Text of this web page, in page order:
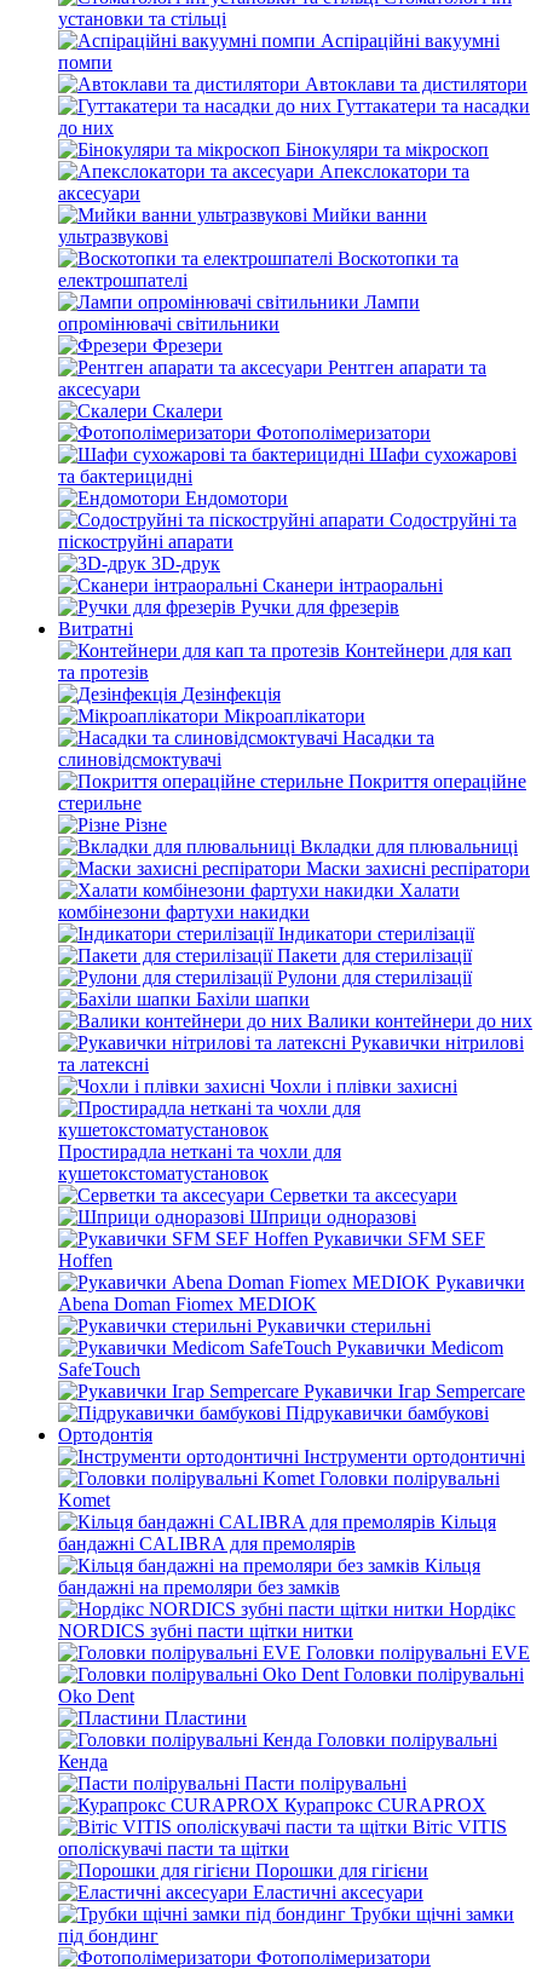
установки та стільці
Аспіраційні вакуумні
помпи
Автоклави та дистилятори
Гуттакатери та насадки
до них
Бінокуляри та мікроскоп
Апекслокатори та
аксесуари
Мийки ванни
ультразвукові
Воскотопки та
електрошпателі
Лампи
опромінювачі світильники
Фрезери
Рентген апарати та
аксесуари
Скалери
Фотополімеризатори
Шафи сухожарові
та бактерицидні
Ендомотори
Содоструйні та
піскоструйні апарати
3D-друк
Сканери інтраоральні
Ручки для фрезерів
Витратні
Контейнери для кап
та протезів
Дезінфекція
Мікроаплікатори
Насадки та
слиновідсмоктувачі
Покриття операційне
стерильне
Різне
Вкладки для плювальниці
Маски захисні респіратори
Халати
комбінезони фартухи накидки
Індикатори стерилізації
Пакети для стерилізації
Рулони для стерилізації
Бахіли шапки
Валики контейнери до них
Рукавички нітрилові
та латексні
Чохли і плівки захисні
Простирадла неткані та чохли для
кушетокстоматустановок
Серветки та аксесуари
Шприци одноразові
Рукавички SFM SEF
Hoffen
Рукавички
Abena Doman Fiomex MEDIOK
Рукавички стерильні
Рукавички Medicom
SafeTouch
Рукавички Ігар Sempercare
Підрукавички бамбукові
Ортодонтія
Інструменти ортодонтичні
Головки полірувальні
Komet
Кільця
бандажні CALIBRA для премолярів
Кільця
бандажні на премоляри без замків
Нордікс
NORDICS зубні пасти щітки нитки
Головки полірувальні EVE
Головки полірувальні
Oko Dent
Пластини
Головки полірувальні
Кенда
Пасти полірувальні
Курапрокс CURAPROX
Вітіс VITIS
ополіскувачі пасти та щітки
Порошки для гігієни
Еластичні аксесуари
Трубки щічні замки
під бондинг
Фотополімеризатори